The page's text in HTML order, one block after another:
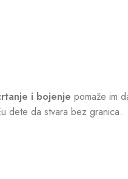
i bojenje pomaže im
dete da stvara bez granica.